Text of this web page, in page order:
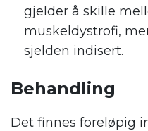
gjelder å skille
muskeldystrofi,
sjelden indisert.
Behandling
Det finnes foreløpig